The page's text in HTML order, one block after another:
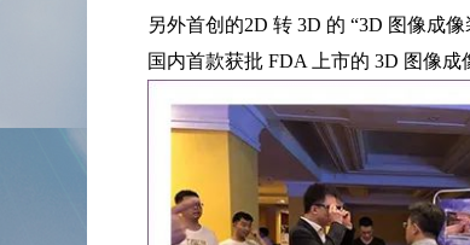
另外首创的2D 转 3D 的 “3D 图像成
国内首款获批 FDA 上市的 3D 图像成